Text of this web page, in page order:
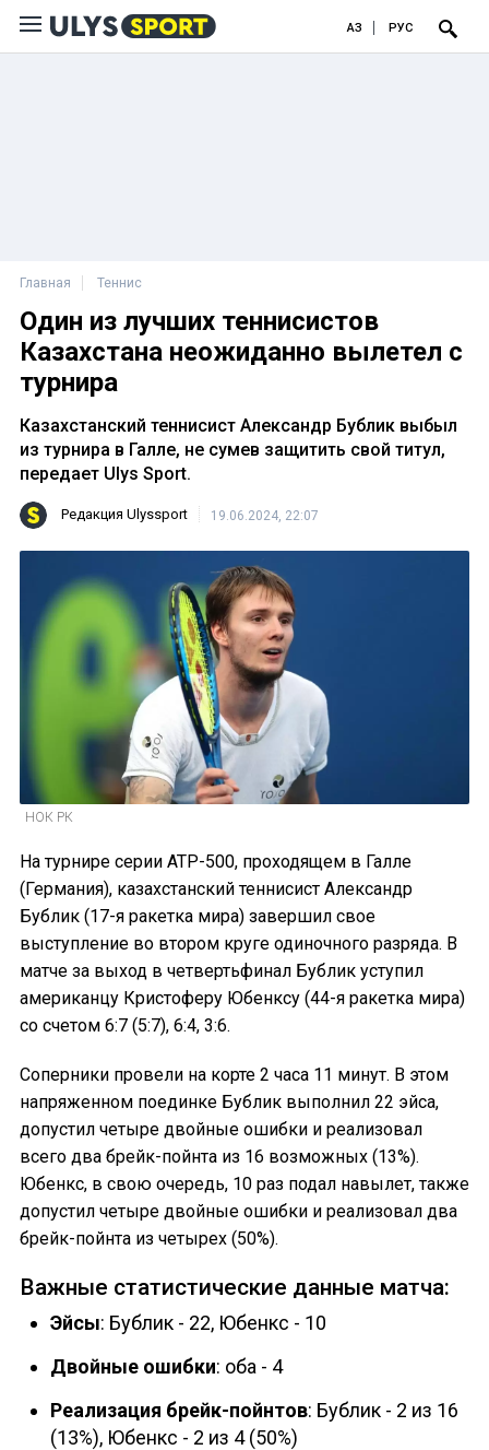
ҚАЗ РУС
Главная Теннис
Один из лучших теннисистов
Казахстана неожиданно вылетел с
турнира
Казахстанский теннисист Александр Бублик выбыл
из турнира в Галле, не сумев защитить свой титул,
передает Ulys Sport.
Редакция Ulyssport 19.06.2024, 22:07
НОК РК
На турнире серии ATP-500, проходящем в Галле
(Германия), казахстанский теннисист Александр
Бублик (17-я ракетка мира) завершил свое
выступление во втором круге одиночного разряда. В
матче за выход в четвертьфинал Бублик уступил
американцу Кристоферу Юбенксу (44-я ракетка мира)
со счетом 6:7 (5:7), 6:4, 3:6.
Соперники провели на корте 2 часа 11 минут. В этом
напряженном поединке Бублик выполнил 22 эйса,
допустил четыре двойные ошибки и реализовал
всего два брейк-пойнта из 16 возможных (13%).
Юбенкс, в свою очередь, 10 раз подал навылет, также
допустил четыре двойные ошибки и реализовал два
брейк-пойнта из четырех (50%).
Важные статистические данные матча:
Эйсы: Бублик - 22, Юбенкс - 10
Двойные ошибки: оба - 4
Реализация брейк-пойнтов: Бублик - 2 из 16
(13%), Юбенкс - 2 из 4 (50%)